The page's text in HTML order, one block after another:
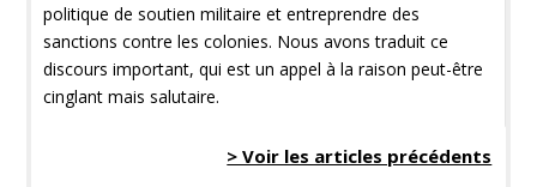
politique de soutien militaire et entreprendre des
sanctions contre les colonies. Nous avons traduit ce
discours important, qui est un appel à la raison peut-être
cinglant mais salutaire.
> Voir les articles précédents